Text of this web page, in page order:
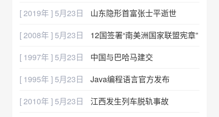
[ 2019年 ] 5月23日
山东隐形首富张士平逝世
[ 2008年 ] 5月23日
12国签署“南美洲国家联盟宪章”
[ 1997年 ] 5月23日
中国与巴哈马建交
[ 1995年 ] 5月23日
Java编程语言官方发布
[ 2010年 ] 5月23日
江西发生列车脱轨事故